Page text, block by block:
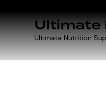
Ultimate
Ultimate Nutrition